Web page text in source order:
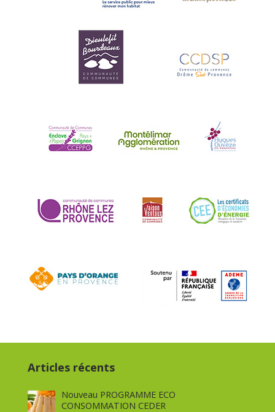
Articles récents
Nouveau PROGRAMME ECO
CONSOMMATION CEDER